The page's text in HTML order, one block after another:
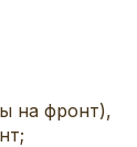
на фронт),